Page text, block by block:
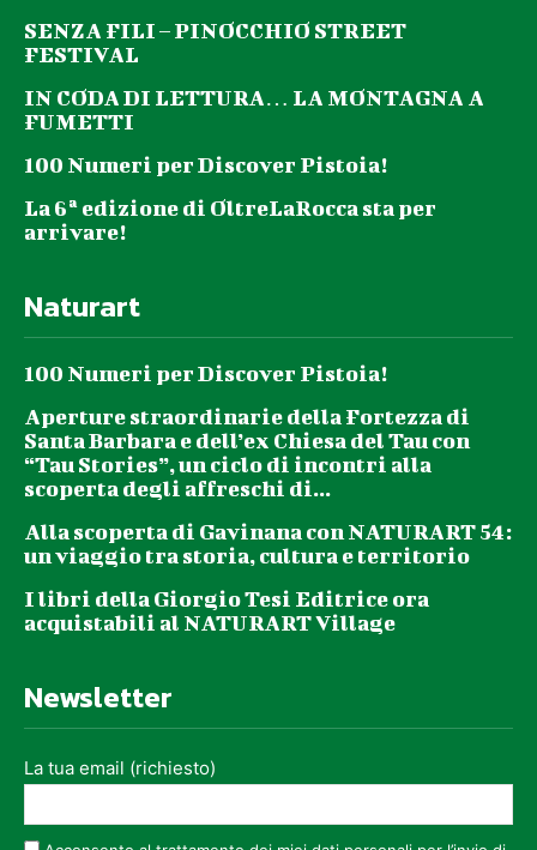
SENZA FILI – PINOCCHIO STREET
FESTIVAL
IN CODA DI LETTURA… LA MONTAGNA A
FUMETTI
100 Numeri per Discover Pistoia!
La 6ª edizione di OltreLaRocca sta per
arrivare!
Naturart
100 Numeri per Discover Pistoia!
Aperture straordinarie della Fortezza di
Santa Barbara e dell’ex Chiesa del Tau con
“Tau Stories”, un ciclo di incontri alla
scoperta degli affreschi di...
Alla scoperta di Gavinana con NATURART 54:
un viaggio tra storia, cultura e territorio
I libri della Giorgio Tesi Editrice ora
acquistabili al NATURART Village
Newsletter
La tua email (richiesto)